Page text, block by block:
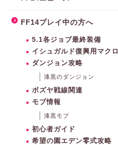
FF14プレイ中の方へ
5.1各ジョブ最終装備
イシュガルド復興用マクロ
ダンジョン攻略
漆黒のダンジョン
ボズヤ戦線関連
モブ情報
漆黒モブ
初心者ガイド
希望の園エデン零式攻略